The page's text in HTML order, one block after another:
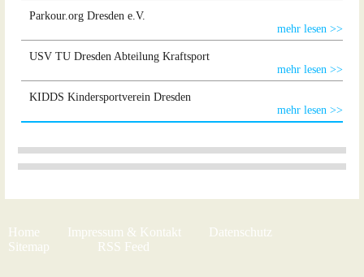
Parkour.org Dresden e.V.
mehr lesen >>
USV TU Dresden Abteilung Kraftsport
mehr lesen >>
KIDDS Kindersportverein Dresden
mehr lesen >>
Home Impressum & Kontakt
Datenschutz
Sitemap
RSS Feed